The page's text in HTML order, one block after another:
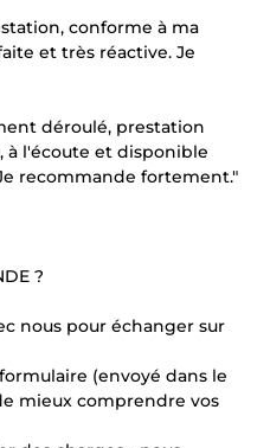
conforme à ma
et très réactive. Je
déroulé, prestation
l'écoute et disponible
recommande fortement."
?
nous pour échanger sur
(envoyé dans le
mieux comprendre vos